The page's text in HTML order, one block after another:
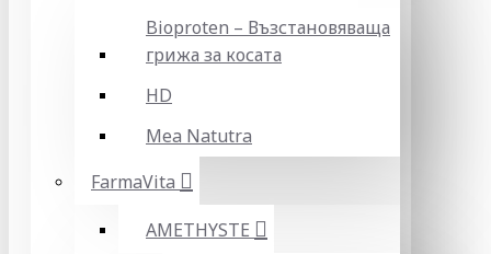
Bioproten – Възстановяваща
грижа за косата
HD
Mea Natutra
FarmaVita
AMETHYSTE